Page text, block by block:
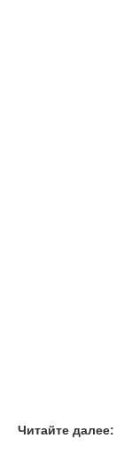
Читайте далее: